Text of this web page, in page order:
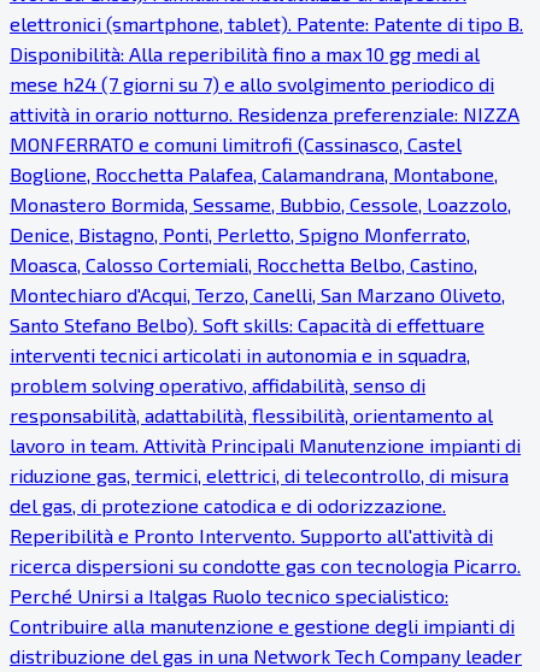
elettronici (smartphone, tablet). Patente: Patente di tipo B.
Disponibilità: Alla reperibilità fino a max 10 gg medi al
mese h24 (7 giorni su 7) e allo svolgimento periodico di
attività in orario notturno. Residenza preferenziale: NIZZA
MONFERRATO e comuni limitrofi (Cassinasco, Castel
Boglione, Rocchetta Palafea, Calamandrana, Montabone,
Monastero Bormida, Sessame, Bubbio, Cessole, Loazzolo,
Denice, Bistagno, Ponti, Perletto, Spigno Monferrato,
Moasca, Calosso Cortemiali, Rocchetta Belbo, Castino,
Montechiaro d'Acqui, Terzo, Canelli, San Marzano Oliveto,
Santo Stefano Belbo). Soft skills: Capacità di effettuare
interventi tecnici articolati in autonomia e in squadra,
problem solving operativo, affidabilità, senso di
responsabilità, adattabilità, flessibilità, orientamento al
lavoro in team. Attività Principali Manutenzione impianti di
riduzione gas, termici, elettrici, di telecontrollo, di misura
del gas, di protezione catodica e di odorizzazione.
Reperibilità e Pronto Intervento. Supporto all'attività di
ricerca dispersioni su condotte gas con tecnologia Picarro.
Perché Unirsi a Italgas Ruolo tecnico specialistico:
Contribuire alla manutenzione e gestione degli impianti di
distribuzione del gas in una Network Tech Company leader